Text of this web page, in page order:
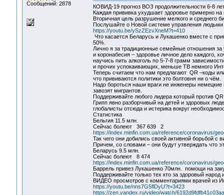
Сообщений: 2878
КОВИД-19 прогноз ВОЗ продолжительности 6-8
Каждая прививка ухудшает здоровье примерно на
Вторичная цель разрушение мелкого и среднего
Послушайте о Новой системе управления людьми
https://youtu.be/ySzZEzvXneM?t=410
Что касается Беларусь и Лукашенко вместе с
50%.
Лично я за традиционные семейные отношения
и коронабесия – здоровье личное дело каждого,
научись пить алкоголь по 5-7-8 грамм
и прочих успокаивающих, меньше ТВ немного
Теперь считаем что нам предлагают QR –коды
что прививаются политики это болтовня ни о чём.
Надо бороться наши враги не инженеры немецкие
завозят мигрантов.
Поддерживайте любого лидера который против
Грипп явно разборчивый на детей и здоровых
глобалисты отсюда и истерика вокруг
Статистика
Бельгия 11.5 млн.
Сейчас болеют 367 639 2
https://index.minfin.com.ua/reference/coronavirus/
Так чего они добились своей активной борьбой
Причем, со словами – они будут утверждать что
Беларусь 9.5 млн.
Сейчас болеют 8 474
https://index.minfin.com.ua/reference/coronavirus/
Баррель привез Лукашенко 70млн. помощи на
Поддерживайте только тех кто за здоровый
ВИДЕО просмотров с комментариями врачей из
https://youtu.be/nns7G5flDyU?t=3423
https://zen.yandex.ru/video/watch/